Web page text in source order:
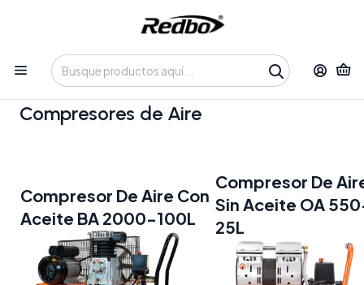
Tienda 100% Online con despacho a domicilio o retiro en
Oficina • Lun-Vie 09:30-14:00 / 15:00-17:30 • 📞 +56 9 3730 2311
Compresores de Aire
Compresor De Aire Con
Aceite BA 2000-100L
Compresor De
Sin Aceite OA
25L